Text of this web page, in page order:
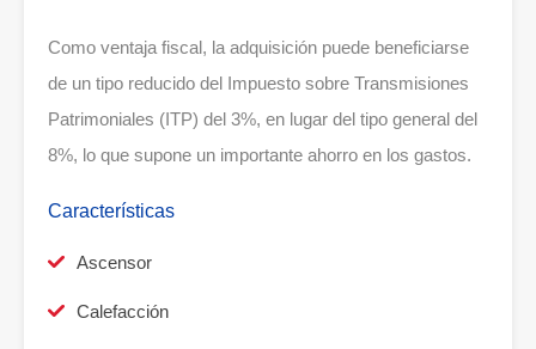
Como ventaja fiscal, la adquisición puede beneficiarse
de un tipo reducido del Impuesto sobre Transmisiones
Patrimoniales (ITP) del 3%, en lugar del tipo general del
8%, lo que supone un importante ahorro en los gastos.
Características
Ascensor
Calefacción